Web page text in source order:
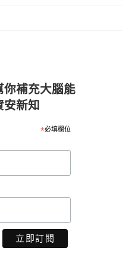
你補充大腦能
新知
*必填欄位